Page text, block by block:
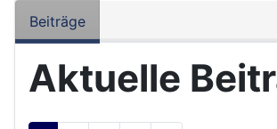
Beiträge
Aktuelle